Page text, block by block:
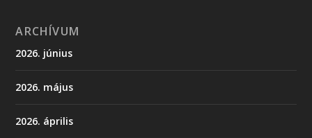
ARCHÍVUM
2026. június
2026. május
2026. április